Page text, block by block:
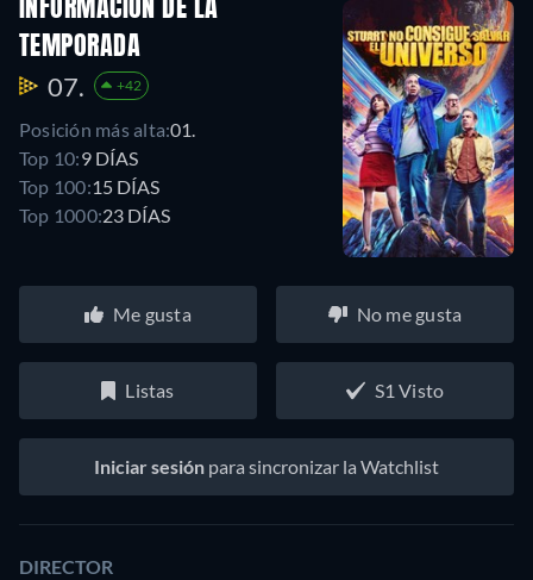
INFORMACIÓN DE LA
TEMPORADA
07. +42
Posición más alta:01.
Top 10:9 DÍAS
Top 100:15 DÍAS
Top 1000:23 DÍAS
Me gusta No me gusta
Listas S1 Visto
Iniciar sesión para sincronizar la Watchlist
DIRECTOR